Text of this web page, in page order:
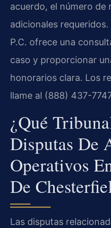
acuerdo, el número de
adicionales
P.C. ofrece una
caso y proporcionar
honorarios clara. Los
llame al (888) 437-
¿Qué
Disputas De
Operativos
De
Las disputas